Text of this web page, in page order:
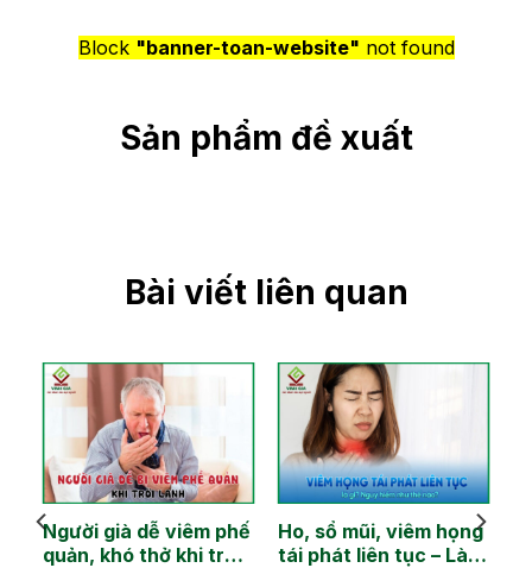
Block "banner-toan-website" not found
Sản phẩm đề xuất
Bài viết liên quan
Người già dễ viêm phế
quản, khó thở khi trời
Ho, sổ mũi, viêm họng
tái phát liên tục – Làm